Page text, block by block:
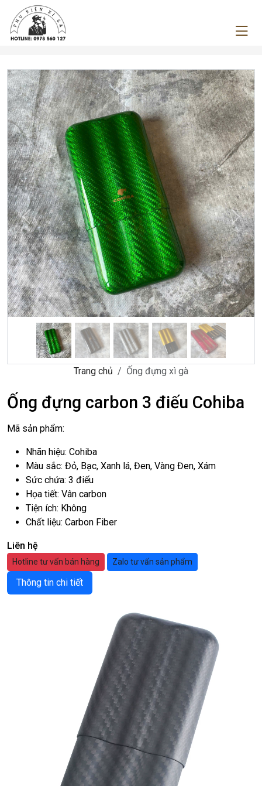
Previous Next
Trang chủ Ống đựng xì gà
Ống đựng carbon 3 điếu Cohiba
Mã sản phẩm:
Nhãn hiệu: Cohiba
Màu sắc: Đỏ, Bạc, Xanh lá, Đen, Vàng Đen, Xám
Sức chứa: 3 điếu
Họa tiết: Vân carbon
Tiện ích: Không
Chất liệu: Carbon Fiber
Liên hệ
Hotline tư vấn bán hàng Zalo tư vấn sản phẩm
Thông tin chi tiết